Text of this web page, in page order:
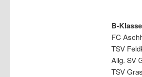
B-
FC
TSV
Allg. SV
TSV